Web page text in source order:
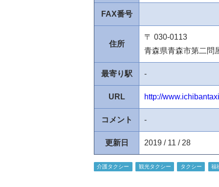
FAX番号
住所
〒 030-0113
青森県青森市第二問
最寄り駅 -
URL http://
コメント -
更新日 2019 / 11 / 28
介護タクシー 観光タクシー タクシー 福